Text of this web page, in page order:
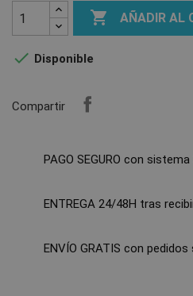
 AÑADIR AL
 Disponible
Compartir
PAGO SEGURO con sistema
ENTREGA 24/48H tras
ENVÍO GRATIS con